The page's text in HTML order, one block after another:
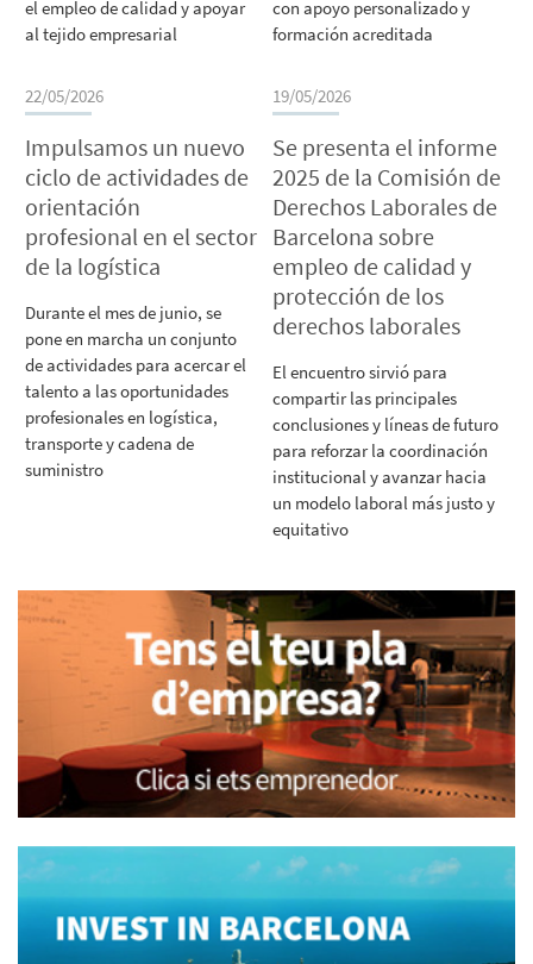
el empleo de calidad y apoyar
al tejido empresarial
con apoyo personalizado y
formación acreditada
22/05/2026
Impulsamos un nuevo
ciclo de actividades de
orientación
profesional en el sector
de la logística
Durante el mes de junio, se
pone en marcha un conjunto
de actividades para acercar el
talento a las oportunidades
profesionales en logística,
transporte y cadena de
suministro
19/05/2026
Se presenta el informe
2025 de la Comisión de
Derechos Laborales de
Barcelona sobre
empleo de calidad y
protección de los
derechos laborales
El encuentro sirvió para
compartir las principales
conclusiones y líneas de futuro
para reforzar la coordinación
institucional y avanzar hacia
un modelo laboral más justo y
equitativo